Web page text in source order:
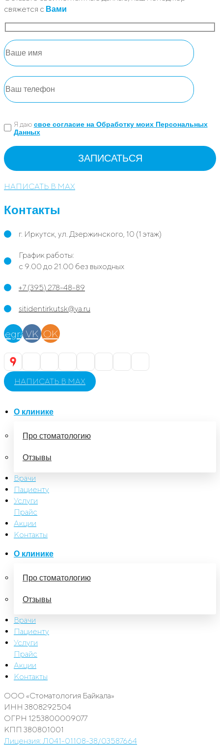
свяжется с Вами
Я даю свое согласие на Обработку моих Персональных
Данных
НАПИСАТЬ В MAX
Контакты
г. Иркутск, ул. Дзержинского, 10 (1 этаж)
График работы:
с 9.00 до 21.00 без выходных
+7 (395) 278-48-89
sitidentirkutsk@ya.ru
VK OK
НАПИСАТЬ В MAX
О клинике
Про стоматологию
Отзывы
Врачи
Пациенту
Услуги
Прайс
Акции
Контакты
О клинике
Про стоматологию
Отзывы
Врачи
Пациенту
Услуги
Прайс
Акции
Контакты
ООО «Стоматология Байкала»
ИНН 3808292504
ОГРН 1253800009077
КПП 380801001
Лицензия: Л041-01108-38/03587664